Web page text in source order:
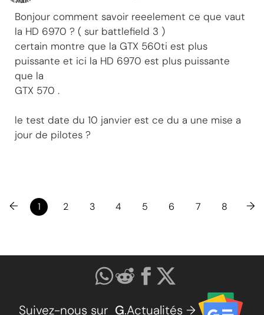
Bonjour comment savoir reeelement ce que vaut
la HD 6970 ? ( sur battlefield 3 )
certain montre que la GTX 560ti est plus
puissante et ici la HD 6970 est plus puissante
que la
GTX 570 .
le test date du 10 janvier est ce du a une mise a
jour de pilotes ?
← 1 2 3 4 5 6 7 8 →
Suivez-nous sur G.Actualités →